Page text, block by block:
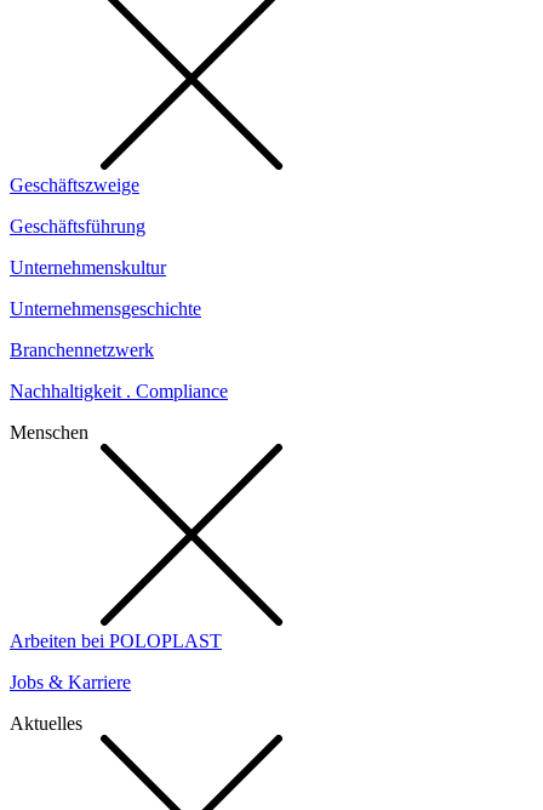
Geschäftszweige
Geschäftsführung
Unternehmenskultur
Unternehmensgeschichte
Branchennetzwerk
Nachhaltigkeit . Compliance
Menschen
Arbeiten bei POLOPLAST
Jobs & Karriere
Aktuelles